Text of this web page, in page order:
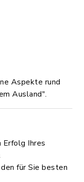
Aspekte rund
Ausland".
Erfolg Ihres
für Sie besten